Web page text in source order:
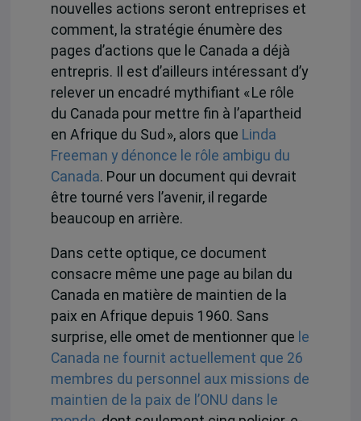
nouvelles actions seront entreprises et
comment, la stratégie énumère des
pages d’actions que le Canada a déjà
entrepris. Il est d’ailleurs intéressant d’y
relever un encadré mythifiant « Le rôle
du Canada pour mettre fin à l’apartheid
en Afrique du Sud », alors que Linda
Freeman y dénonce le rôle ambigu du
Canada. Pour un document qui devrait
être tourné vers l’avenir, il regarde
beaucoup en arrière.
Dans cette optique, ce document
consacre même une page au bilan du
Canada en matière de maintien de la
paix en Afrique depuis 1960. Sans
surprise, elle omet de mentionner que le
Canada ne fournit actuellement que 26
membres du personnel aux missions de
maintien de la paix de l’ONU dans le